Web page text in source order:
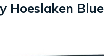
Hoeslaken Blue